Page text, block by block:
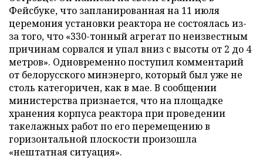
Фейсбуке, что запланированная на 11 июля
церемония установки реактора не состоялась из-
за того, что «330-тонный агрегат по неизвестным
причинам сорвался и упал вниз с высоты от 2 до 4
метров». Одновременно поступил комментарий
от белорусского минэнерго, который был уже не
столь категоричен, как в мае. В сообщении
министерства признается, что на площадке
хранения корпуса реактора при проведении
такелажных работ по его перемещению в
горизонтальной плоскости произошла
«нештатная ситуация».